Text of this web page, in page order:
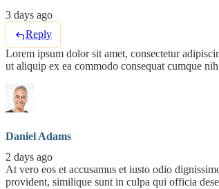
3 days ago
Reply
Lorem ipsum dolor sit amet, consectetur
ut aliquip ex ea commodo consequat cumque
Daniel Adams
2 days ago
At vero eos et accusamus et iusto odio
provident, similique sunt in culpa qui officia